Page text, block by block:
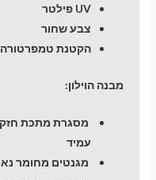
UV פילטר
צבע שחור
הקטנת טמפרטורה
מבנה הוילון:
עמיד
מגנטים מחומר